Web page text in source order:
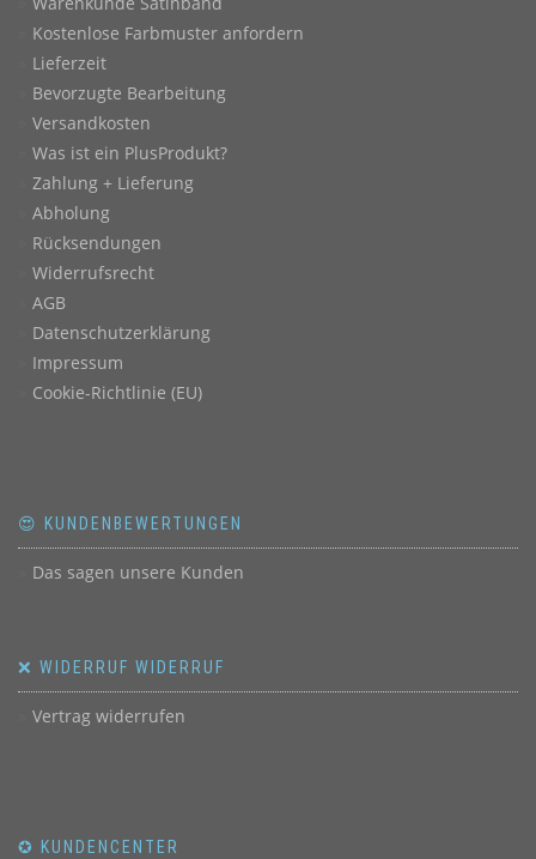
Kostenlose Farbmuster anfordern
Lieferzeit
Bevorzugte Bearbeitung
Versandkosten
Was ist ein PlusProdukt?
Zahlung + Lieferung
Abholung
Rücksendungen
Widerrufsrecht
AGB
Datenschutzerklärung
Impressum
Cookie-Richtlinie (EU)
😍 KUNDENBEWERTUNGEN
Das sagen unsere Kunden
❌ WIDERRUF WIDERRUF
Vertrag widerrufen
✪ KUNDENCENTER